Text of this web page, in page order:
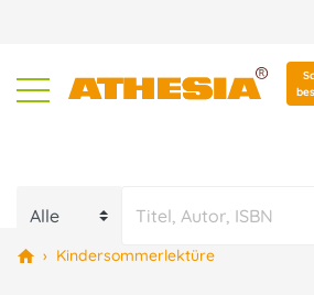
› Kindersommerlektüre